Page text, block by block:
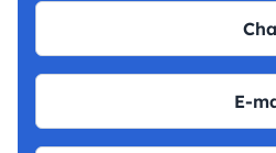
E-